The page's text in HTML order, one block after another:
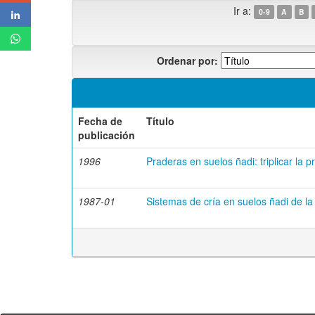
Ir a: 0-9 A B
Ordenar por:
Fecha de
publicación
Título
1996 Praderas en suelos ñadi: triplicar la
1987-01
Sistemas de cría en suelos ñadi de